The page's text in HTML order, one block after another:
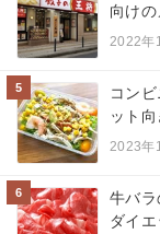
向けの
2022年
5
コン
ット
2023年
6
牛バ
ダイ